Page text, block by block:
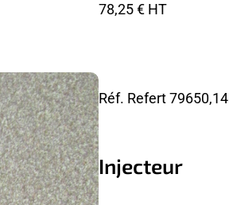
78,25 € HT
Réf. Refert79650,14
Injecteur